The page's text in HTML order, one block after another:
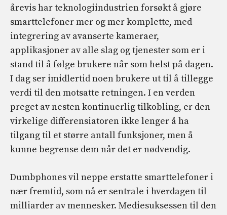
årevis har teknologiindustrien forsøkt å gjøre
smarttelefoner mer og mer komplette, med
integrering av avanserte kameraer,
applikasjoner av alle slag og tjenester som er i
stand til å følge brukere når som helst på dagen.
I dag ser imidlertid noen brukere ut til å tillegge
verdi til den motsatte retningen. I en verden
preget av nesten kontinuerlig tilkobling, er den
virkelige differensiatoren ikke lenger å ha
tilgang til et større antall funksjoner, men å
kunne begrense dem når det er nødvendig.
Dumbphones vil neppe erstatte smarttelefoner i
nær fremtid, som nå er sentrale i hverdagen til
milliarder av mennesker. Mediesuksessen til den